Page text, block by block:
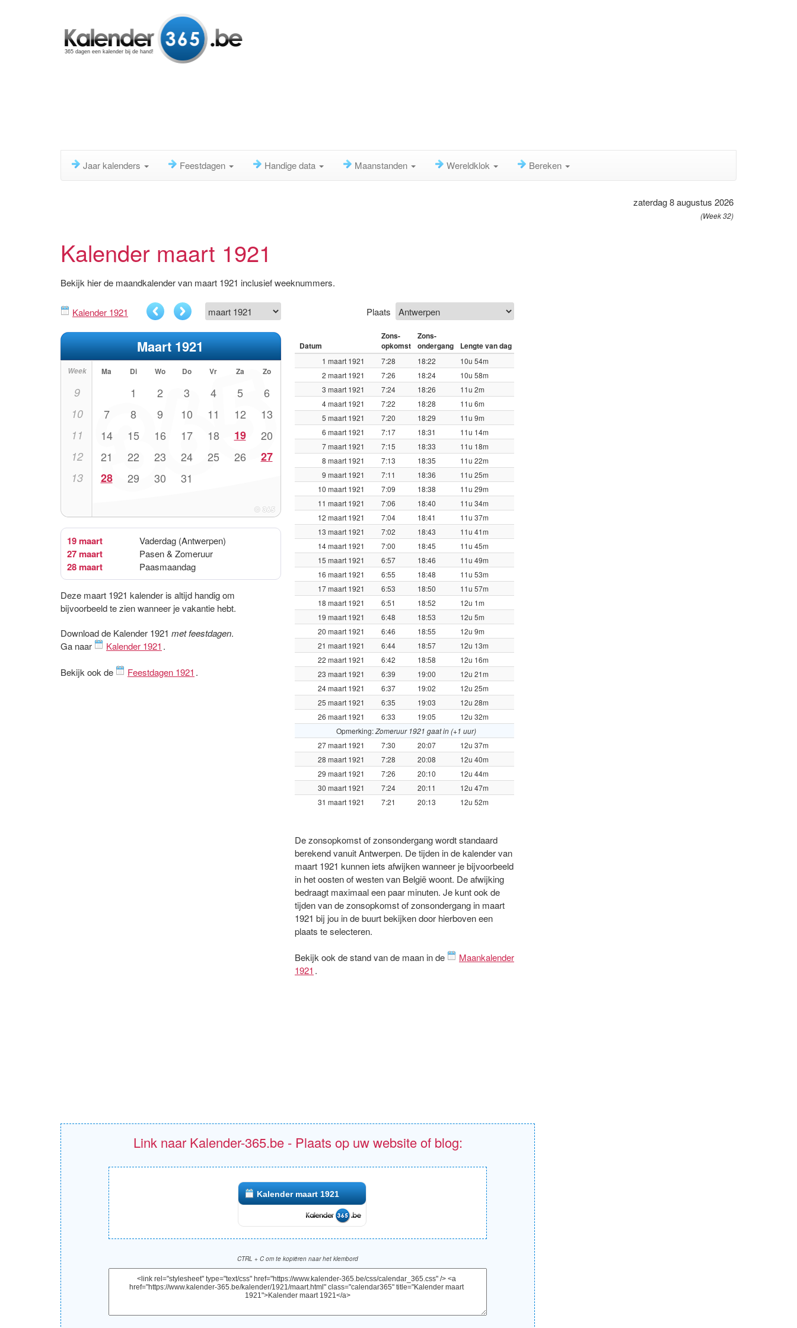
365 dagen een kalender bij de hand!
Jaar kalenders Feestdagen Handige data Maanstanden Wereldklok Bereken
zaterdag 8 augustus 2026
(Week 32)
Kalender maart 1921
Bekijk hier de maandkalender van maart 1921 inclusief weeknummers.
Kalender 1921
Maart 1921
Week Ma Di Wo Do Vr Za Zo
9 1 2 3 4 5 6
10 7 8 9 10 11 12 13
11 14 15 16 17 18 19 20
12 21 22 23 24 25 26 27
13 28 29 30 31
19 maart Vaderdag (Antwerpen)
27 maart Pasen & Zomeruur
28 maart Paasmaandag
Deze maart 1921 kalender is altijd handig om
bijvoorbeeld te zien wanneer je vakantie hebt.
Download de Kalender 1921 met feestdagen.
Ga naar
Kalender 1921 .
Bekijk ook de Feestdagen 1921 .
Plaats
Datum
Zons-
opkomst
Zons-
ondergang
Lengte van dag
1 maart 1921 7:28 18:22
10u 54m
2 maart 1921
7:26 18:24
10u 58m
3 maart 1921
7:24 18:26
11u 2m
4 maart 1921
7:22 18:28
11u 6m
5 maart 1921
7:20 18:29
11u 9m
6 maart 1921
7:17 18:31
11u 14m
7 maart 1921
7:15 18:33
11u 18m
8 maart 1921
7:13 18:35
11u 22m
9 maart 1921
7:11 18:36
11u 25m
10 maart 1921
7:09 18:38
11u 29m
11 maart 1921
7:06 18:40
11u 34m
12 maart 1921
7:04 18:41
11u 37m
13 maart 1921
7:02 18:43
11u 41m
14 maart 1921
7:00 18:45
11u 45m
15 maart 1921
6:57 18:46
11u 49m
16 maart 1921
6:55 18:48
11u 53m
17 maart 1921
6:53 18:50
11u 57m
18 maart 1921
6:51 18:52
12u 1m
19 maart 1921
6:48 18:53
12u 5m
20 maart 1921
6:46 18:55
12u 9m
21 maart 1921
6:44 18:57
12u 13m
22 maart 1921
6:42 18:58
12u 16m
23 maart 1921
6:39 19:00
12u 21m
24 maart 1921
6:37 19:02
12u 25m
25 maart 1921
6:35 19:03
12u 28m
26 maart 1921
6:33 19:05
12u 32m
Opmerking:Zomeruur 1921 gaat in (+1 uur)
27 maart 1921
7:30 20:07
12u 37m
28 maart 1921
7:28 20:08
12u 40m
29 maart 1921
7:26 20:10
12u 44m
30 maart 1921
7:24 20:11
12u 47m
31 maart 1921
7:21 20:13 12u 52m
De zonsopkomst of zonsondergang wordt standaard
berekend vanuit Antwerpen. De tijden in de kalender van
maart 1921 kunnen iets afwijken wanneer je bijvoorbeeld
in het oosten of westen van België woont. De afwijking
bedraagt maximaal een paar minuten. Je kunt ook de
tijden van de zonsopkomst of zonsondergang in maart
1921 bij jou in de buurt bekijken door hierboven een
plaats te selecteren.
Bekijk ook de stand van de maan in de
Maankalender
1921 .
Link naar Kalender-365.be - Plaats op uw website of blog:
Kalender maart 1921
CTRL + C om te kopiëren naar het klembord